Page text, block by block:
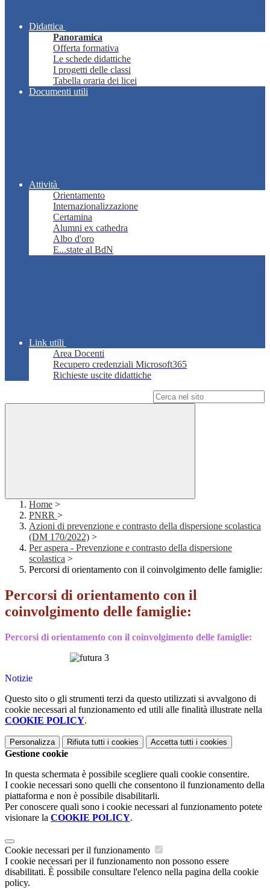
Didattica
Panoramica
Offerta formativa
Le schede didattiche
I progetti delle classi
Tabella oraria dei licei
Documenti utili
Attività
Orientamento
Internazionalizzazione
Certamina
Alumni ex cathedra
Albo d'oro
E...state al BdN
Link utili
Area Docenti
Recupero credenziali Microsoft365
Richieste uscite didattiche
Home >
PNRR >
Azioni di prevenzione e contrasto della dispersione scolastica
(DM 170/2022) >
Per aspera - Prevenzione e contrasto della dispersione
scolastica >
Percorsi di orientamento con il coinvolgimento delle famiglie:
Percorsi di orientamento con il
coinvolgimento delle famiglie:
Percorsi di orientamento con il coinvolgimento delle famiglie:
Notizie
Questo sito o gli strumenti terzi da questo utilizzati si avvalgono di
cookie necessari al funzionamento ed utili alle finalità illustrate nella
COOKIE POLICY.
Personalizza Rifiuta tutti i cookies Accetta tutti i cookies
Gestione cookie
In questa schermata è possibile scegliere quali cookie consentire.
I cookie necessari sono quelli che consentono il funzionamento della
piattaforma e non è possibile disabilitarli.
Per conoscere quali sono i cookie necessari al funzionamento potete
visionare la COOKIE POLICY.
Cookie necessari per il funzionamento
I cookie necessari per il funzionamento non possono essere
disabilitati. È possibile consultare l'elenco nella pagina della cookie
policy.